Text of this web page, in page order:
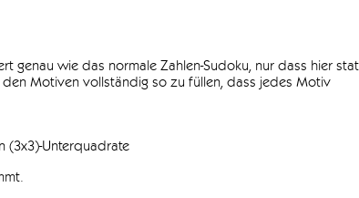
genau wie das normale Zahlen-Sudoku, nur dass hier
Motiven vollständig so zu füllen, dass jedes Motiv
(3x3)-Unterquadrate